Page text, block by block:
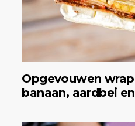
Opgevouwen
banaan, aardbei